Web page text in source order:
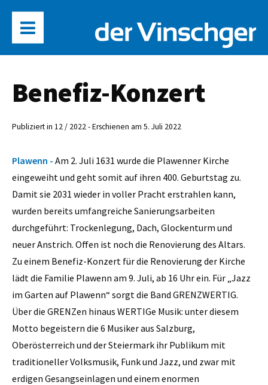
Benefiz-Konzert
Publiziert in 12 / 2022 - Erschienen am 5. Juli 2022
Plawenn - Am 2. Juli 1631 wurde die Plawenner Kirche
eingeweiht und geht somit auf ihren 400. Geburtstag zu.
Damit sie 2031 wieder in voller Pracht erstrahlen kann,
wurden bereits umfangreiche Sanierungsarbeiten
durchgeführt: Trockenlegung, Dach, Glockenturm und
neuer Anstrich. Offen ist noch die Renovierung des Altars.
Zu einem Benefiz-Konzert für die Renovierung der Kirche
lädt die Familie Plawenn am 9. Juli, ab 16 Uhr ein. Für „Jazz
im Garten auf Plawenn“ sorgt die Band GRENZWERTIG.
Über die GRENZen hinaus WERTIGe Musik: unter diesem
Motto begeistern die 6 Musiker aus Salzburg,
Oberösterreich und der Steiermark ihr Publikum mit
traditioneller Volksmusik, Funk und Jazz, und zwar mit
erdigen Gesangseinlagen und einem enormen